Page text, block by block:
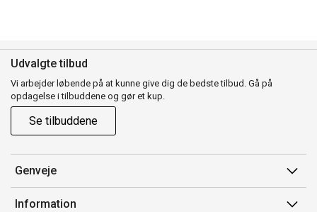
Udvalgte tilbud
Vi arbejder løbende på at kunne give dig de bedste tilbud. Gå på
opdagelse i tilbuddene og gør et kup.
Se tilbuddene
Genveje
Min side
Information